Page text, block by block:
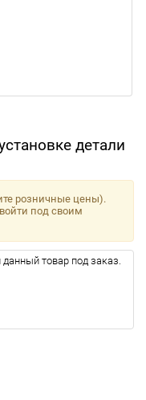
детали
розничные цены).
под своим
товар под заказ.